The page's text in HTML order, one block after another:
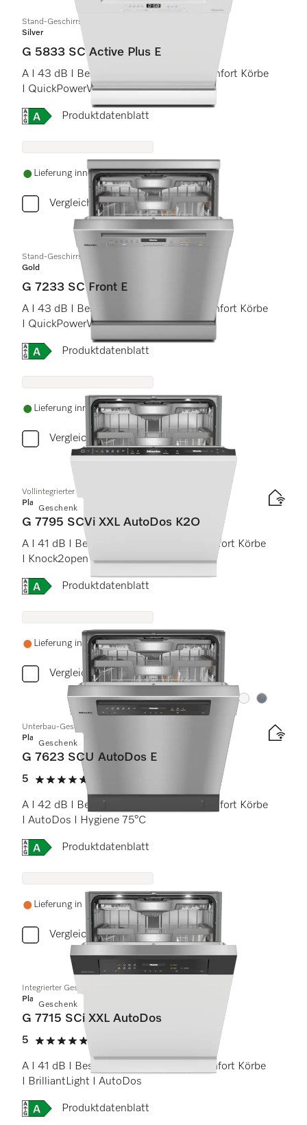
Stand-Geschirrspüler
Silver
G 5833 SC Active Plus E
A I 43 dB I Besteckschublade I ExtraComfort Körbe
I QuickPowerWash I AutoOpen
Onlinelabel Image, Energielabel
Produktdatenblatt
Lieferung innerhalb von 5-7 Werktagen
Vergleichen
Stand-Geschirrspüler
Gold
G 7233 SC Front E
A I 43 dB I Besteckschublade I MaxiComfort Körbe
I QuickPowerWash I AutoOpen
Onlinelabel Image, Energielabel
Produktdatenblatt
Lieferung innerhalb von 5-7 Werktagen
Vergleichen
Geschenk
Vollintegrierter Geschirrspüler XXL
Platinum
G 7795 SCVi XXL AutoDos K2O
A I 41 dB I Besteckschublade I MaxiComfort Körbe
I Knock2open I BrilliantLight
Onlinelabel Image, Energielabel
Produktdatenblatt
Lieferung in 2-3 Wochen
Vergleichen
Geschenk
Farbe:Farbe:
Unterbau-Geschirrspüler
Platinum
G 7623 SCU AutoDos E
5
5 von 5 Sternen
A I 42 dB I Besteckschublade I MaxiComfort Körbe
I AutoDos I Hygiene 75°C
Onlinelabel Image, Energielabel
Produktdatenblatt
Lieferung in 2-3 Wochen
Vergleichen
Geschenk
Integrierter Geschirrspüler
Platinum
G 7715 SCi XXL AutoDos
5
5 von 5 Sternen
A I 41 dB I Besteckschublade I MaxiComfort Körbe
I BrilliantLight I AutoDos
Onlinelabel Image, Energielabel
Produktdatenblatt